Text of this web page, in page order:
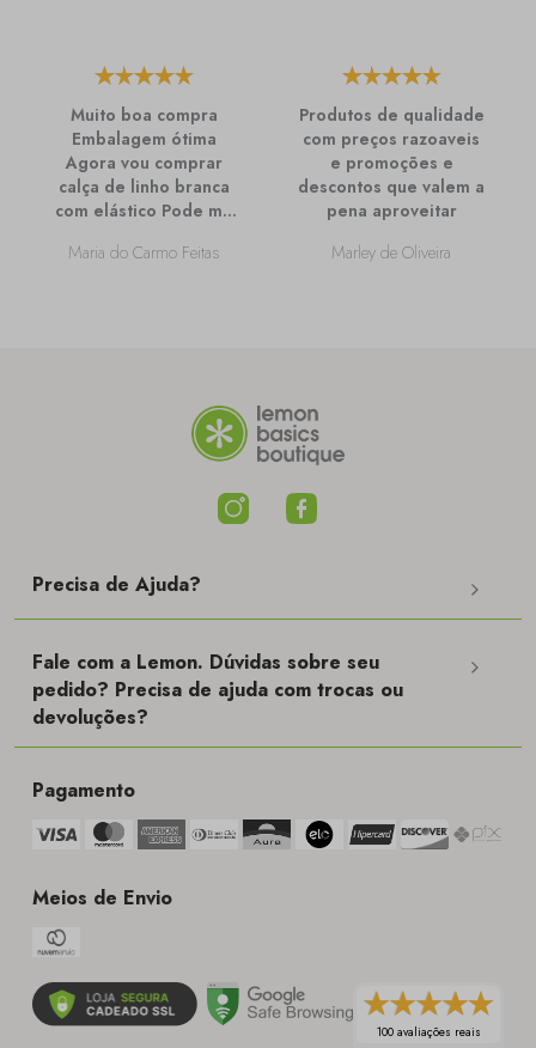
Muito boa compra
Embalagem ótima
Agora vou comprar
calça de linho branca
com elástico Pode me
informações sobre
Maria do Carmo Feitas
Produtos de qualidade
com preços razoaveis
e promoções e
descontos que valem a
pena aproveitar
Marley de Oliveira
Precisa de Ajuda?
Fale com a Lemon. Dúvidas sobre seu
pedido? Precisa de ajuda com trocas ou
devoluções?
Pagamento
Meios de Envio
100 avaliações reais